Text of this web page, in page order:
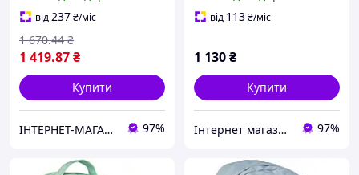
від237₴/міс
1 419.87₴
1 670.44 ₴
Купити
ІНТЕРНЕТ-МАГАЗИН "КНОПКА" 97%
від 113₴/міс
1 130₴
Купити
Інтернет магазин Ксюша 97%